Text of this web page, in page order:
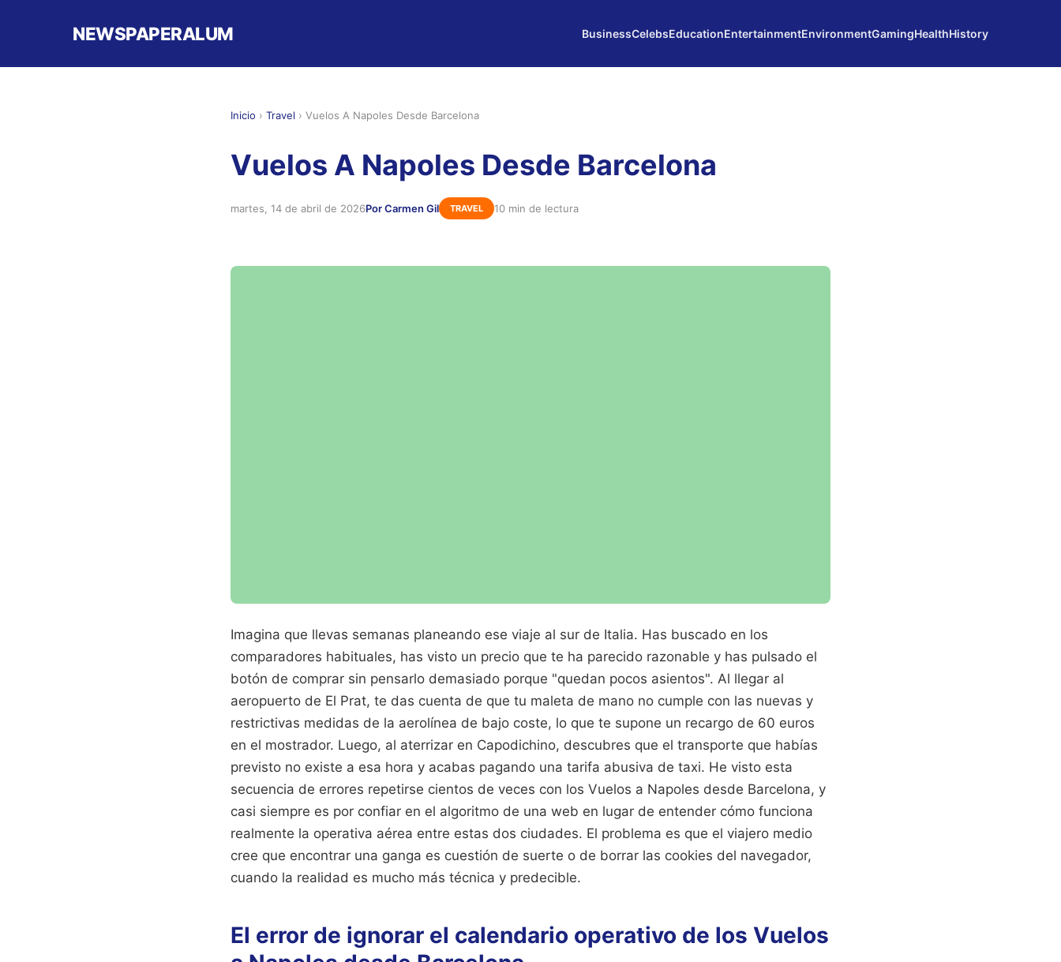
NEWSPAPERALUM BusinessCelebsEducationEntertainmentEnvironmentGamingHealthHistory
Inicio › Travel › Vuelos A Napoles Desde Barcelona
Vuelos A Napoles Desde Barcelona
martes, 14 de abril de 2026Por Carmen Gil TRAVEL 10 min de lectura
Imagina que llevas semanas planeando ese viaje al sur de Italia. Has buscado en los
comparadores habituales, has visto un precio que te ha parecido razonable y has pulsado el
botón de comprar sin pensarlo demasiado porque "quedan pocos asientos". Al llegar al
aeropuerto de El Prat, te das cuenta de que tu maleta de mano no cumple con las nuevas y
restrictivas medidas de la aerolínea de bajo coste, lo que te supone un recargo de 60 euros
en el mostrador. Luego, al aterrizar en Capodichino, descubres que el transporte que habías
previsto no existe a esa hora y acabas pagando una tarifa abusiva de taxi. He visto esta
secuencia de errores repetirse cientos de veces con los Vuelos a Napoles desde Barcelona, y
casi siempre es por confiar en el algoritmo de una web en lugar de entender cómo funciona
realmente la operativa aérea entre estas dos ciudades. El problema es que el viajero medio
cree que encontrar una ganga es cuestión de suerte o de borrar las cookies del navegador,
cuando la realidad es mucho más técnica y predecible.
El error de ignorar el calendario operativo de los Vuelos